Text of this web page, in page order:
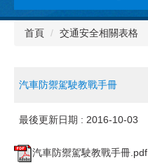
首頁 交通安全相關表格
汽車防禦駕駛教戰手冊
最後更新日期 : 2016-10-03
汽車防禦駕駛教戰手冊.pdf